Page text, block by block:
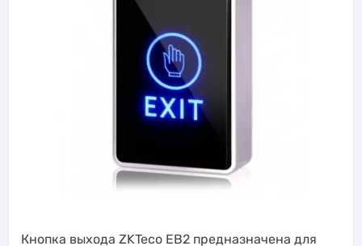
Кнопка выхода ZKTeco EB2 предназначена для